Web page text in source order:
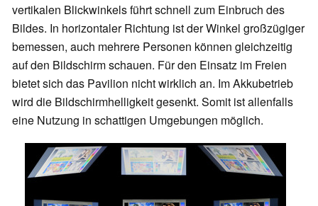
vertikalen Blickwinkels führt schnell zum Einbruch des
Bildes. In horizontaler Richtung ist der Winkel großzügiger
bemessen, auch mehrere Personen können gleichzeitig
auf den Bildschirm schauen. Für den Einsatz im Freien
bietet sich das Pavilion nicht wirklich an. Im Akkubetrieb
wird die Bildschirmhelligkeit gesenkt. Somit ist allenfalls
eine Nutzung in schattigen Umgebungen möglich.